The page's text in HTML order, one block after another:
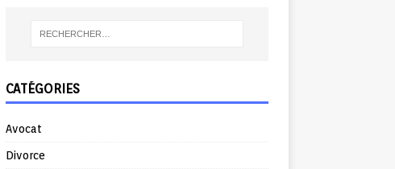
CATÉGORIES
Avocat
Divorce